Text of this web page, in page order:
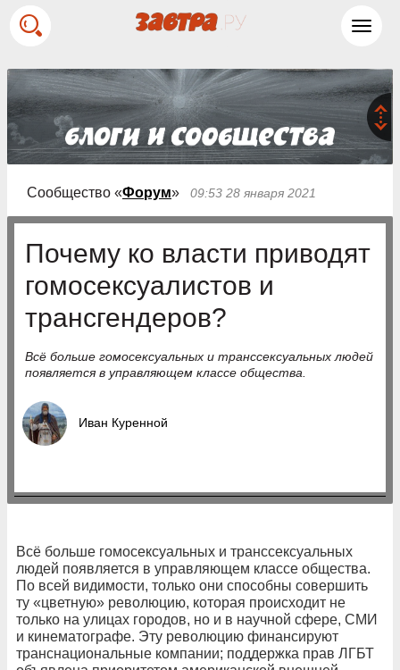
Сообщество «Форум» 09:53 28 января 2021
Почему ко власти приводят
гомосексуалистов и
трансгендеров?
Всё больше гомосексуальных и транссексуальных людей
появляется в управляющем классе общества.
Иван Куренной
Всё больше гомосексуальных и транссексуальных
людей появляется в управляющем классе общества.
По всей видимости, только они способны совершить
ту «цветную» революцию, которая происходит не
только на улицах городов, но и в научной сфере, СМИ
и кинематографе. Эту революцию финансируют
транснациональные компании; поддержка прав ЛГБТ